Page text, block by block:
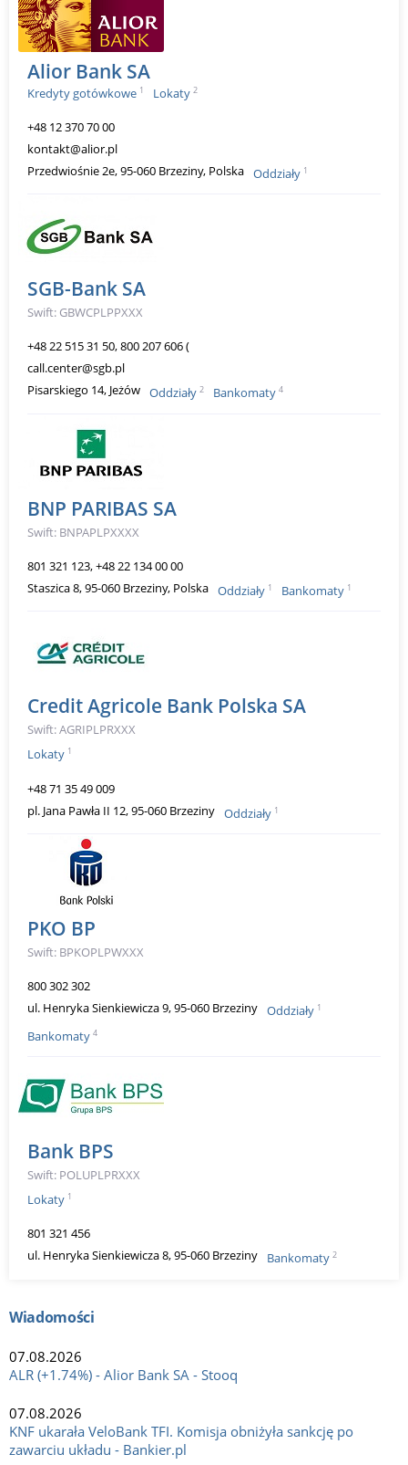
Alior Bank SA
Kredyty gotówkowe 1 Lokaty 2
+48 12 370 70 00
kontakt@alior.pl
Przedwiośnie 2e, 95-060 Brzeziny, Polska Oddziały 1
SGB-Bank SA
Swift: GBWCPLPPXXX
+48 22 515 31 50, 800 207 606 (
call.center@sgb.pl
Pisarskiego 14, Jeżów Oddziały 2 Bankomaty 4
BNP PARIBAS SA
Swift: BNPAPLPXXXX
801 321 123, +48 22 134 00 00
Staszica 8, 95-060 Brzeziny, Polska Oddziały 1 Bankomaty 1
Credit Agricole Bank Polska SA
Swift: AGRIPLPRXXX
Lokaty 1
+48 71 35 49 009
pl. Jana Pawła II 12, 95-060 Brzeziny Oddziały 1
PKO BP
Swift: BPKOPLPWXXX
800 302 302
ul. Henryka Sienkiewicza 9, 95-060 Brzeziny Oddziały 1
Bankomaty 4
Bank BPS
Swift: POLUPLPRXXX
Lokaty 1
801 321 456
ul. Henryka Sienkiewicza 8, 95-060 Brzeziny
Bankomaty 2
Wiadomości
07.08.2026
ALR (+1.74%) - Alior Bank SA - Stooq
07.08.2026
KNF ukarała VeloBank TFI. Komisja obniżyła sankcję po
zawarciu układu - Bankier.pl